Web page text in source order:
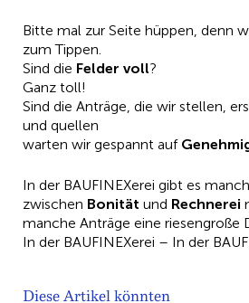
Bitte mal zur Seite hüppen, denn
zum Tippen.
Sind die Felder voll?
Ganz toll!
Sind die Anträge, die wir stellen,
und quellen
warten wir gespannt auf
In der BAUFINEXerei gibt es
zwischen Bonität und Rechnerei
manche Anträge eine riesengroße
In der BAUFINEXerei – In der
Diese Artikel könnten